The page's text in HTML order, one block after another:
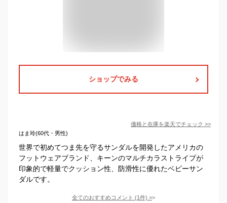
ショップでみる
価格と在庫を楽天でチェック >>
はま玲(60代・男性)
世界で初めてつま先を守るサンダルを開発したアメリカの
フットウェアブランド、キーンのマルチカラストライプが
印象的で軽量でクッション性、防滑性に優れたベビーサン
ダルです。
全てのおすすめコメント (1件) >